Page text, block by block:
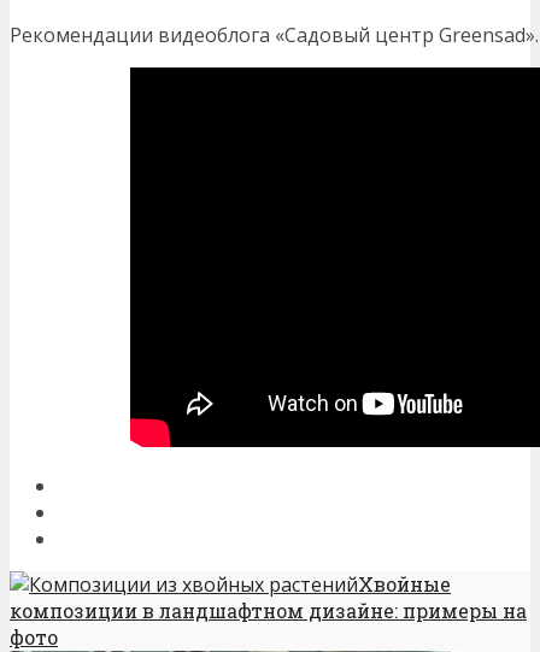
Рекомендации видеоблога «Садовый центр Greensad».
Хвойные
композиции в ландшафтном дизайне: примеры на
фото